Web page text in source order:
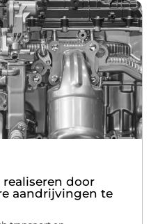
door
aandrijvingen te